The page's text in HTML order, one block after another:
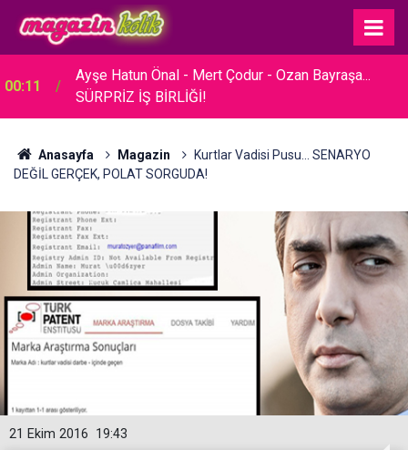
23:30 Hare Sürel... SADE BİR TÖRENLE EVLENDİ!
Anasayfa Magazin
Kurtlar Vadisi Pusu... SENARYO
DEĞİL GERÇEK, POLAT SORGUDA!
19:43
21 Ekim 2016